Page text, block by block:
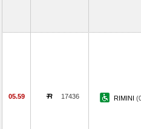
05.59 17436 RIMINI